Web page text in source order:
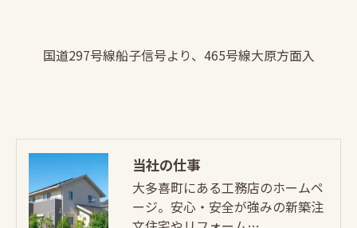
国道297号線船子信号より、465号線大原方面入
当社の仕事
大多喜町にある工務店のホームペ
ージ。安心・安全が強みの新築注